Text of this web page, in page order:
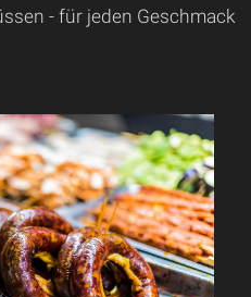
- für jeden Geschmack